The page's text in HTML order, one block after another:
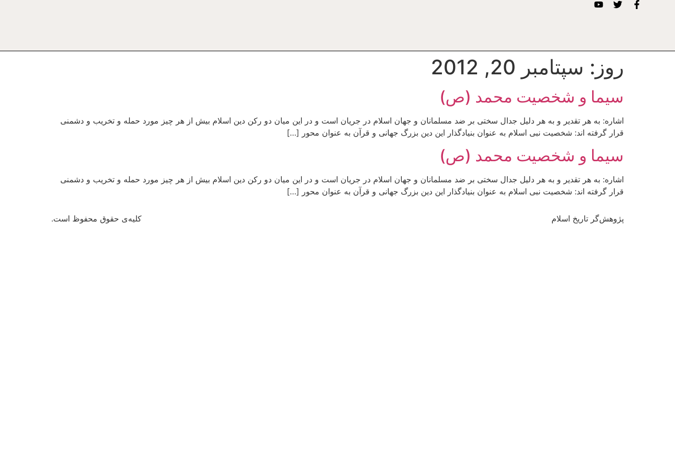
روز: سپتامبر 20, 2012
سیما و شخصیت محمد (ص)
اشاره: به هر تقدیر و به هر دلیل جدال سختی بر ضد مسلمانان و جهان اسلام در جریان است و در این میان دو رکن دین اسلام بیش از هر چیز مورد حمله و تخریب و دشمنی
قرار گرفته اند: شخصیت نبی اسلام به عنوان بنیادگذار این دین بزرگ جهانی و قرآن به عنوان محور […]
سیما و شخصیت محمد (ص)
اشاره: به هر تقدیر و به هر دلیل جدال سختی بر ضد مسلمانان و جهان اسلام در جریان است و در این میان دو رکن دین اسلام بیش از هر چیز مورد حمله و تخریب و دشمنی
قرار گرفته اند: شخصیت نبی اسلام به عنوان بنیادگذار این دین بزرگ جهانی و قرآن به عنوان محور […]
پژوهش‌گر تاریخ اسلام کلیه‌ی حقوق محفوظ است.